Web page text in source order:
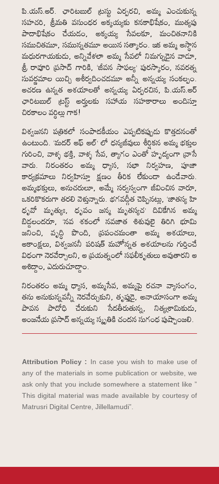
పి.యస్.ఆర్. ఛారిటబుల్ ట్రస్టు ఏర్పరచి, అమ్మ ఎంచుకున్న
సహచరి, శ్రీమతి వసుంధర అక్కయ్యకు కనకాభిషేకం, ముత్యపు
పాదాభిషేకం చేయడం, అక్కయ్య సేవలకూ, మంచితనానికి
సముచితమూ, సమున్నతమూ అయిన సత్కారం. ఇక అమ్మ ఆస్థాన
మధురగాయకుడు, అన్నివేళలా అమ్మ సేవలో నిమగ్నుడైన వాడూ,
శ్రీ రావూరి ప్రసాద్ గారికి, ‘జీవన సాఫల్య’ పురస్కారం, నవరత్న
సువర్ణమాల యిచ్చి ఆశీర్వదించడమూ అన్నీ అన్నయ్య సంకల్పం.
ఆచరణ ఉన్నత ఆశయాలతో అన్నయ్య ఏర్పరచిన, పి.యస్.ఆర్
ఛారిటబుల్ ట్రస్ట్ అర్హులకు సహాయ సహకారాలు అందిస్తూ
చిరకాలం వర్ధిల్లు గాక!
విశ్వజనని పత్రికలో సంపాదకీయం ఎప్పటికప్పుడు కొత్తదనంతో
ఉంటుంది. ‘మదర్ ఆఫ్ ఆల్’ లో ధన్యజీవులు శీర్షికన అమ్మ భక్తుల
గురించి, వాళ్ళ భక్తి, వాళ్ళ సేవ, త్యాగం ఎంతో హృద్యంగా వ్రాసే
వారు. నిరంతరం అమ్మ ధ్యాస, సభా నిర్వహణ, పూజా
కార్యక్రమాలు నిర్వహిస్తూ క్షణం తీరిక లేకుండా ఉండేవారు.
అమ్మభక్తులు, అనుచరులూ, అమ్మే సర్వస్వంగా జీవించిన వారూ,
ఒకరికొకరుగా తరలి వెళ్తున్నారు. భగవద్గీత చెప్పినట్లు, ‘జాతస్య హి
ధృవో మృత్యుః, ధృవం జన్మ మృతస్యచ’ దివికేగిన అమ్మ
బిడ్డలందరూ, ‘నవ శకంలో నవజాత శిశువులై తిరిగి భూమి
జనించి, వృద్ధి పొంది, ప్రపంచమంతా అమ్మ ఆశయాలు,
ఆకాంక్షలు, విశ్వజననీ పరిషత్ మహోన్నత ఆశయాలను గుర్తించే
విధంగా నెరవేర్చాలని, ఆ ప్రయత్నంలో సఫలీకృతులు అవుతారని ఆ
ఆశిద్దాం, ఎదురుచూద్దాం.
నిరంతరం అమ్మ ధ్యాస, అమ్మసేవ, అమ్మపై రచనా వ్యాసంగం,
తను అనుకున్నవన్నీ నెరవేర్చుకుని, తృప్తుడై, అనాయాసంగా అమ్మ
పావన పాదోధి చేరుకుని సేదతీరుతున్న, నిత్యశ్రామికుడు,
ఆంజనేయ ప్రసాద్ అన్నయ్య స్మృతికి చందన సుగంధ పుష్పాంజలి.
Attribution Policy : In case you wish to make use of
any of the materials in some publication or website, we
ask only that you include somewhere a statement like ”
This digital material was made available by courtesy of
Matrusri Digital Centre, Jillellamudi”.